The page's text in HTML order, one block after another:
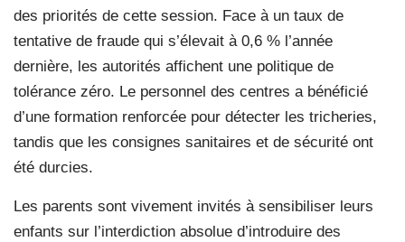
des priorités de cette session. Face à un taux de
tentative de fraude qui s’élevait à 0,6 % l’année
dernière, les autorités affichent une politique de
tolérance zéro. Le personnel des centres a bénéficié
d’une formation renforcée pour détecter les tricheries,
tandis que les consignes sanitaires et de sécurité ont
été durcies.
Les parents sont vivement invités à sensibiliser leurs
enfants sur l’interdiction absolue d’introduire des